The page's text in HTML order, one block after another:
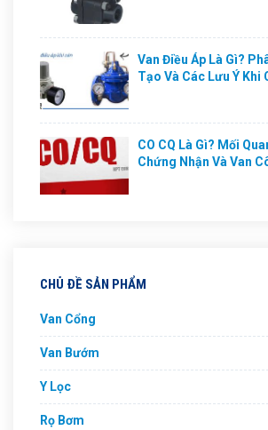
Van Điều Áp Là Gì?
Tạo Và Các Lưu Ý Khi
CO CQ Là Gì? Mối
Chứng Nhận Và Van
CHỦ ĐỀ SẢN PHẨM
Van Cổng
Van Bướm
Y Lọc
Rọ Bơm